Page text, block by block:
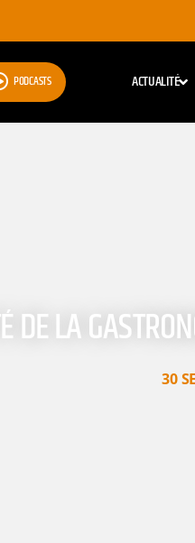
PODCASTS ACTUALITÉ
DE LA
30